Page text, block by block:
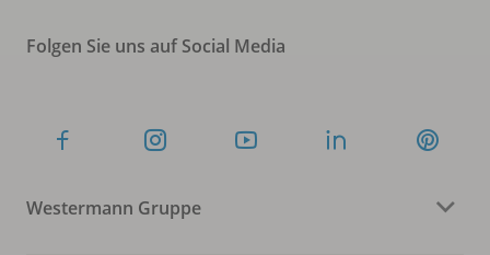
Folgen Sie uns auf Social Media
Westermann Gruppe